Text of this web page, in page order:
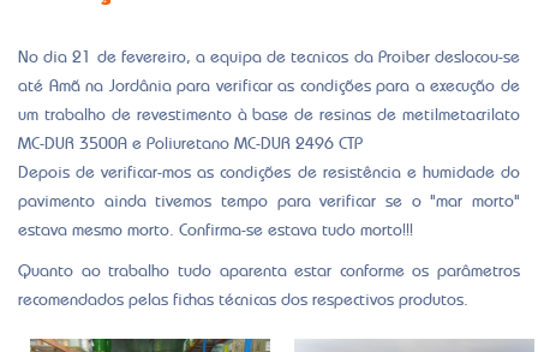
até Amã na Jordânia para verificar as condições para a execução de
um trabalho de revestimento à base de resinas de metilmetacrilato
MC-DUR 3500A e Poliuretano MC-DUR 2496 CTP
Depois de verificar-mos as condições de resistência e humidade do
pavimento ainda tivemos tempo para verificar se o "mar morto"
estava mesmo morto. Confirma-se estava tudo morto!!!
recomendados pelas fichas técnicas dos respectivos produtos.